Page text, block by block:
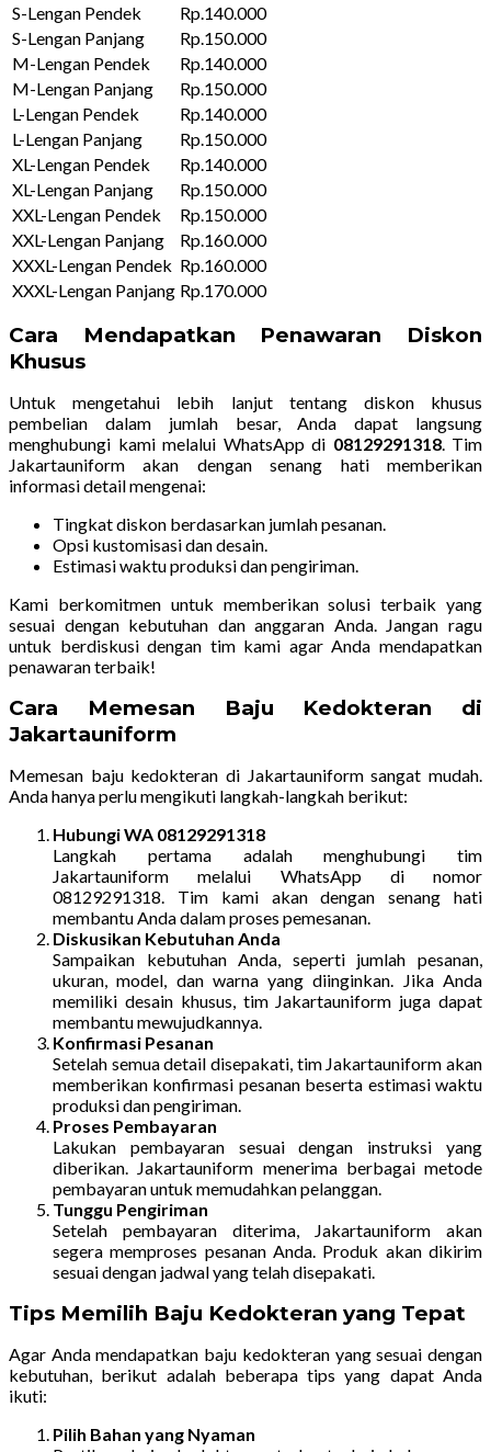
S-Lengan Pendek
Rp.140.000
S-Lengan Panjang
Rp.150.000
M-Lengan Pendek
Rp.140.000
M-Lengan Panjang
Rp.150.000
L-Lengan Pendek
Rp.140.000
L-Lengan Panjang
Rp.150.000
XL-Lengan Pendek
Rp.140.000
XL-Lengan Panjang
Rp.150.000
XXL-Lengan Pendek
Rp.150.000
XXL-Lengan Panjang
Rp.160.000
XXXL-Lengan Pendek Rp.160.000
XXXL-Lengan Panjang Rp.170.000
Cara Mendapatkan Penawaran Diskon
Khusus
Untuk mengetahui lebih lanjut tentang diskon khusus
pembelian dalam jumlah besar, Anda dapat langsung
menghubungi kami melalui WhatsApp di 08129291318. Tim
Jakartauniform akan dengan senang hati memberikan
informasi detail mengenai:
Tingkat diskon berdasarkan jumlah pesanan.
Opsi kustomisasi dan desain.
Estimasi waktu produksi dan pengiriman.
Kami berkomitmen untuk memberikan solusi terbaik yang
sesuai dengan kebutuhan dan anggaran Anda. Jangan ragu
untuk berdiskusi dengan tim kami agar Anda mendapatkan
penawaran terbaik!
Cara Memesan Baju Kedokteran di
Jakartauniform
Memesan baju kedokteran di Jakartauniform sangat mudah.
Anda hanya perlu mengikuti langkah-langkah berikut:
Hubungi WA 08129291318
Langkah pertama adalah menghubungi tim
Jakartauniform melalui WhatsApp di nomor
08129291318. Tim kami akan dengan senang hati
membantu Anda dalam proses pemesanan.
Diskusikan Kebutuhan Anda
Sampaikan kebutuhan Anda, seperti jumlah pesanan,
ukuran, model, dan warna yang diinginkan. Jika Anda
memiliki desain khusus, tim Jakartauniform juga dapat
membantu mewujudkannya.
Konfirmasi Pesanan
Setelah semua detail disepakati, tim Jakartauniform akan
memberikan konfirmasi pesanan beserta estimasi waktu
produksi dan pengiriman.
Proses Pembayaran
Lakukan pembayaran sesuai dengan instruksi yang
diberikan. Jakartauniform menerima berbagai metode
pembayaran untuk memudahkan pelanggan.
Tunggu Pengiriman
Setelah pembayaran diterima, Jakartauniform akan
segera memproses pesanan Anda. Produk akan dikirim
sesuai dengan jadwal yang telah disepakati.
Tips Memilih Baju Kedokteran yang Tepat
Agar Anda mendapatkan baju kedokteran yang sesuai dengan
kebutuhan, berikut adalah beberapa tips yang dapat Anda
ikuti:
Pilih Bahan yang Nyaman